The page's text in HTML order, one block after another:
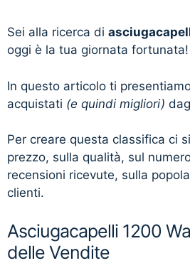
Sei alla ricerca di
oggi è la tua giornata fortunata!
In questo articolo ti
acquistati (e quindi migliori)
Per creare questa classifica ci
prezzo, sulla qualità, sul
recensioni ricevute, sulla
clienti.
Asciugacapelli 1200
delle Vendite